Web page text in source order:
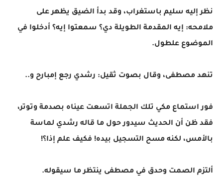
نظر إليه سليم باستغراب، وقد بدأ الضيق يظهر على
ملامحه: إيه المقدمة الطويلة دي؟ سمعتوا إيه؟ أدخلوا في
الموضوع علطول.
تنهد مصطفى، وقال بصوت ثقيل: رشدي رجع إمبارح و..
فور استماع مكي تلك الجملة اتسعت عيناه بصدمة وتوتر،
فقد ظن أن الحديث سيدور حول ما قاله رشدي لماسة
بالأمس، لكنه مسح التسجيل بيده! فكيف علم إذا؟!
ألتزم الصمت وحدق في مصطفى ينتظر ما سيقوله.